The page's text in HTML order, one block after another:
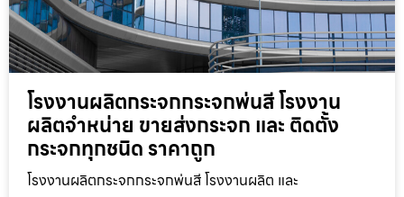
โรงงานผลิตกระจกกระจกพ่นสี โรงงาน
ผลิตจำหน่าย ขายส่งกระจก และ ติดตั้ง
กระจกทุกชนิด ราคาถูก
โรงงานผลิตกระจกกระจกพ่นสี โรงงานผลิต และ